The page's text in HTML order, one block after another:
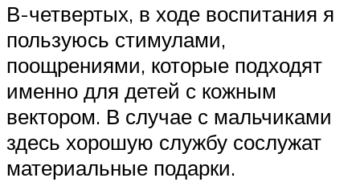
В-четвертых, в ходе воспитания я
пользуюсь стимулами,
поощрениями, которые подходят
именно для детей с кожным
вектором. В случае с мальчиками
здесь хорошую службу сослужат
материальные подарки.